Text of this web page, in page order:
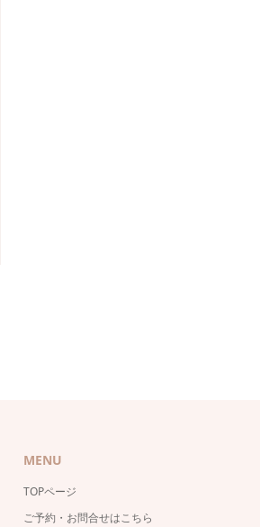
MENU
TOPページ
ご予約・お問合せはこちら